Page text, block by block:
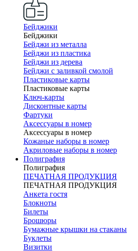
Бейджики
Бейджики
Бейджи из металла
Бейджи из пластика
Бейджи из дерева
Бейджи с заливкой смолой
Пластиковые карты
Пластиковые карты
Ключ-карты
Дисконтные карты
Фартуки
Аксессуары в номер
Аксессуары в номер
Кожаные наборы в номер
Акриловые наборы в номер
Полиграфия
Полиграфия
ПЕЧАТНАЯ ПРОДУКЦИЯ
ПЕЧАТНАЯ ПРОДУКЦИЯ
Анкета гостя
Блокноты
Билеты
Брошюры
Бумажные крышки на стаканы
Буклеты
Визитки